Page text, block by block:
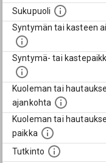
Sukupuoli
Syntymän tai kasteen
Syntymä- tai
Kuoleman tai
ajankohta
Kuoleman tai
paikka
Tutkinto